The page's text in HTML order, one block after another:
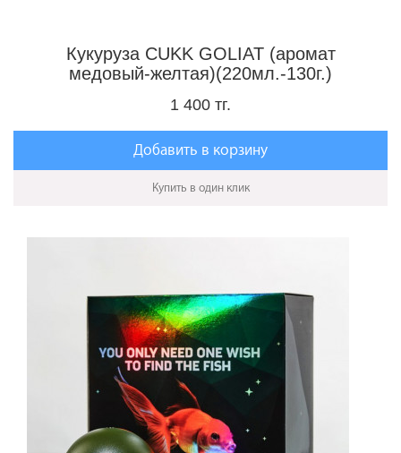
Кукуруза CUKK GOLIAT (аромат
медовый-желтая)(220мл.-130г.)
1 400 тг.
Добавить в корзину
Купить в один клик